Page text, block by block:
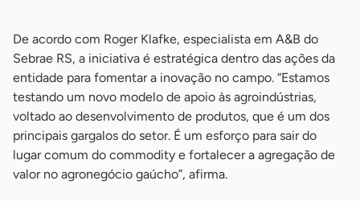
De acordo com Roger Klafke, especialista em A&B do
Sebrae RS, a iniciativa é estratégica dentro das ações da
entidade para fomentar a inovação no campo. “Estamos
testando um novo modelo de apoio às agroindústrias,
voltado ao desenvolvimento de produtos, que é um dos
principais gargalos do setor. É um esforço para sair do
lugar comum do commodity e fortalecer a agregação de
valor no agronegócio gaúcho”, afirma.